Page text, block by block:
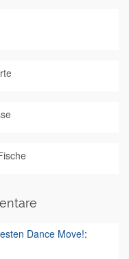
Dance Move!: